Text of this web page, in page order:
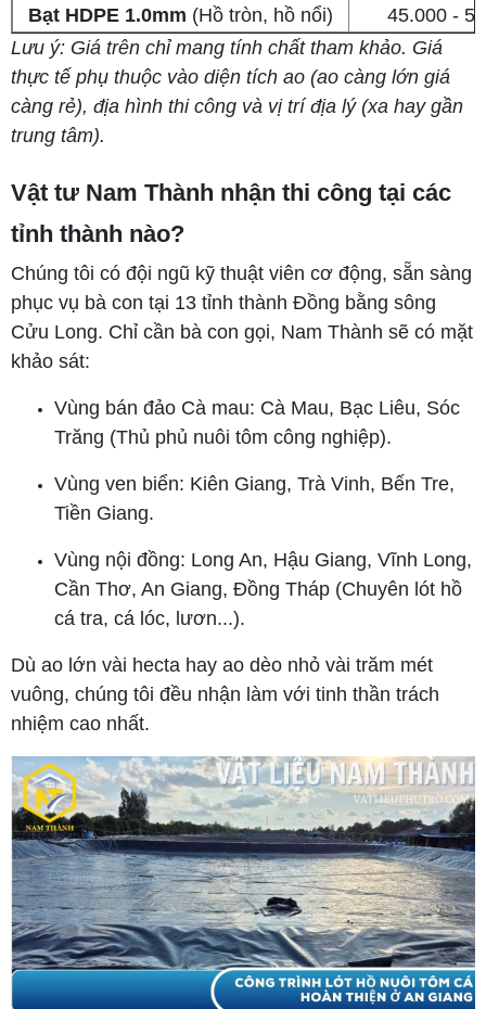
Bạt HDPE 1.0mm (Hồ tròn, hồ nổi)
45.000 -
Lưu ý: Giá trên chỉ mang tính chất tham khảo. Giá
thực tế phụ thuộc vào diện tích ao (ao càng lớn giá
càng rẻ), địa hình thi công và vị trí địa lý (xa hay gần
trung tâm).
Vật tư Nam Thành nhận thi công tại các
tỉnh thành nào?
Chúng tôi có đội ngũ kỹ thuật viên cơ động, sẵn sàng
phục vụ bà con tại 13 tỉnh thành Đồng bằng sông
Cửu Long. Chỉ cần bà con gọi, Nam Thành sẽ có mặt
khảo sát:
Vùng bán đảo Cà mau: Cà Mau, Bạc Liêu, Sóc
Trăng (Thủ phủ nuôi tôm công nghiệp).
Vùng ven biển: Kiên Giang, Trà Vinh, Bến Tre,
Tiền Giang.
Vùng nội đồng: Long An, Hậu Giang, Vĩnh Long,
Cần Thơ, An Giang, Đồng Tháp (Chuyên lót hồ
cá tra, cá lóc, lươn...).
Dù ao lớn vài hecta hay ao dèo nhỏ vài trăm mét
vuông, chúng tôi đều nhận làm với tinh thần trách
nhiệm cao nhất.